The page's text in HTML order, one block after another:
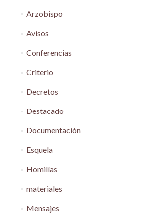
Arzobispo
Avisos
Conferencias
Criterio
Decretos
Destacado
Documentación
Esquela
Homilías
materiales
Mensajes